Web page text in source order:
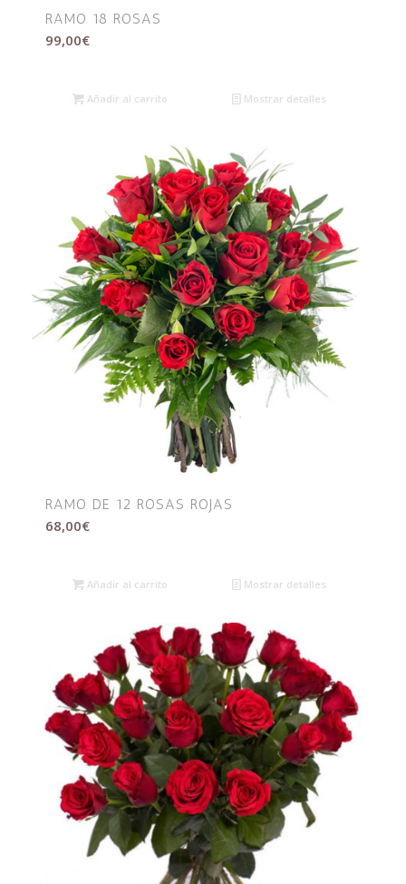
RAMO 18 ROSAS
99,00€
Añadir al carrito Mostrar detalles
RAMO DE 12 ROSAS ROJAS
68,00€
Añadir al carrito Mostrar detalles